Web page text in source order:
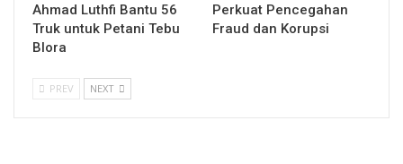
Ahmad Luthfi Bantu 56
Truk untuk Petani Tebu
Blora
Perkuat Pencegahan
Fraud dan Korupsi
PREV NEXT